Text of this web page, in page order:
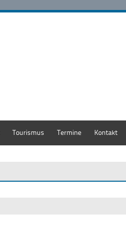
Tourismus Termine Kontakt